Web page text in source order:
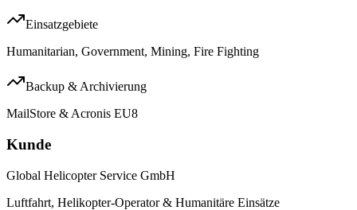
Einsatzgebiete
Humanitarian, Government, Mining, Fire Fighting
Backup & Archivierung
MailStore & Acronis EU8
Kunde
Global Helicopter Service GmbH
Luftfahrt, Helikopter-Operator & Humanitäre Einsätze